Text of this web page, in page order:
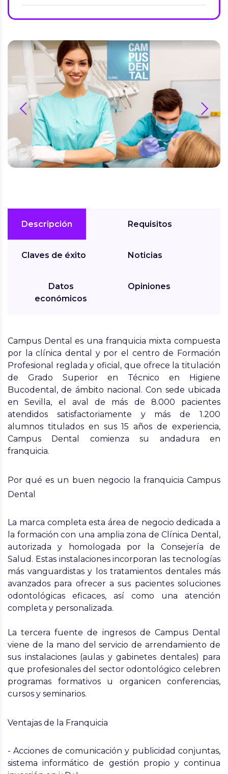
prev next
Descripción
Claves de éxito
Datos
económicos
Requisitos
Noticias
Opiniones
Campus Dental es una franquicia mixta compuesta
por la clínica dental y por el centro de Formación
Profesional reglada y oficial, que ofrece la titulación
de Grado Superior en Técnico en Higiene
Bucodental, de ámbito nacional. Con sede ubicada
en Sevilla, el aval de más de 8.000 pacientes
atendidos satisfactoriamente y más de 1.200
alumnos titulados en sus 15 años de experiencia,
Campus Dental comienza su andadura en
franquicia.
Por qué es un buen negocio la franquicia Campus
Dental
La marca completa esta área de negocio dedicada a
la formación con una amplia zona de Clínica Dental,
autorizada y homologada por la Consejería de
Salud. Estas instalaciones incorporan las tecnologías
más vanguardistas y los tratamientos dentales más
avanzados para ofrecer a sus pacientes soluciones
odontológicas eficaces, así como una atención
completa y personalizada.
La tercera fuente de ingresos de Campus Dental
viene de la mano del servicio de arrendamiento de
sus instalaciones (aulas y gabinetes dentales) para
que profesionales del sector odontológico celebren
programas formativos u organicen conferencias,
cursos y seminarios.
Ventajas de la Franquicia
- Acciones de comunicación y publicidad conjuntas,
sistema informático de gestión propio y continua